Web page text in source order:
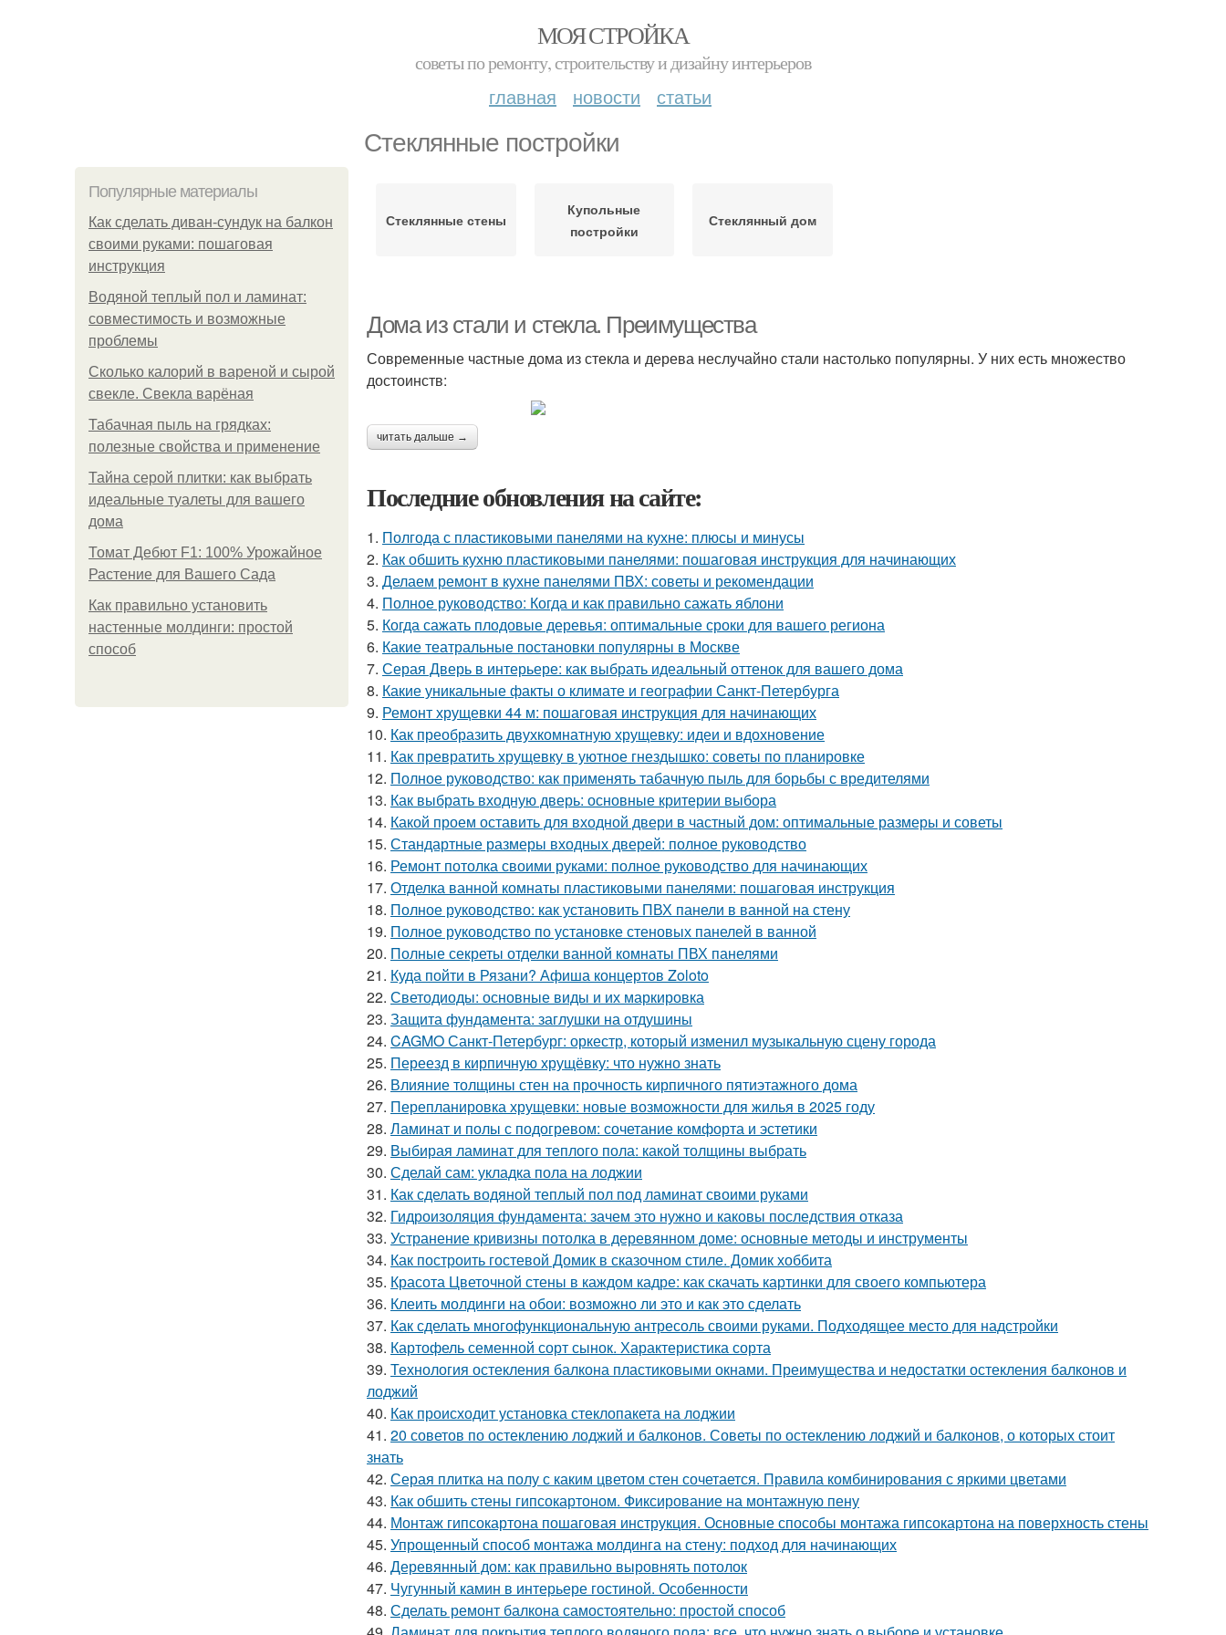
МОЯ СТРОЙКА
советы по ремонту, строительству и дизайну интерьеров
главная новости статьи
Стеклянные постройки
Популярные материалы
Как сделать диван-сундук на балкон
своими руками: пошаговая
инструкция
Водяной теплый пол и ламинат:
совместимость и возможные
проблемы
Сколько калорий в вареной и сырой
свекле. Свекла варёная
Табачная пыль на грядках:
полезные свойства и применение
Тайна серой плитки: как выбрать
идеальные туалеты для вашего
дома
Томат Дебют F1: 100% Урожайное
Растение для Вашего Сада
Как правильно установить
настенные молдинги: простой
способ
Стеклянные стены
Купольные
постройки
Стеклянный дом
Дома из стали и стекла. Преимущества
Современные частные дома из стекла и дерева неслучайно стали настолько популярны. У них есть множество
достоинств:
читать дальше →
Последние обновления на сайте:
1. Полгода с пластиковыми панелями на кухне: плюсы и минусы
2. Как обшить кухню пластиковыми панелями: пошаговая инструкция для начинающих
3. Делаем ремонт в кухне панелями ПВХ: советы и рекомендации
4. Полное руководство: Когда и как правильно сажать яблони
5. Когда сажать плодовые деревья: оптимальные сроки для вашего региона
6. Какие театральные постановки популярны в Москве
7. Серая Дверь в интерьере: как выбрать идеальный оттенок для вашего дома
8. Какие уникальные факты о климате и географии Санкт-Петербурга
9. Ремонт хрущевки 44 м: пошаговая инструкция для начинающих
10. Как преобразить двухкомнатную хрущевку: идеи и вдохновение
11. Как превратить хрущевку в уютное гнездышко: советы по планировке
12. Полное руководство: как применять табачную пыль для борьбы с вредителями
13. Как выбрать входную дверь: основные критерии выбора
14. Какой проем оставить для входной двери в частный дом: оптимальные размеры и советы
15. Стандартные размеры входных дверей: полное руководство
16. Ремонт потолка своими руками: полное руководство для начинающих
17. Отделка ванной комнаты пластиковыми панелями: пошаговая инструкция
18. Полное руководство: как установить ПВХ панели в ванной на стену
19. Полное руководство по установке стеновых панелей в ванной
20. Полные секреты отделки ванной комнаты ПВХ панелями
21. Куда пойти в Рязани? Афиша концертов Zoloto
22. Светодиоды: основные виды и их маркировка
23. Защита фундамента: заглушки на отдушины
24. CAGMO Санкт-Петербург: оркестр, который изменил музыкальную сцену города
25. Переезд в кирпичную хрущёвку: что нужно знать
26. Влияние толщины стен на прочность кирпичного пятиэтажного дома
27. Перепланировка хрущевки: новые возможности для жилья в 2025 году
28. Ламинат и полы с подогревом: сочетание комфорта и эстетики
29. Выбирая ламинат для теплого пола: какой толщины выбрать
30. Сделай сам: укладка пола на лоджии
31. Как сделать водяной теплый пол под ламинат своими руками
32. Гидроизоляция фундамента: зачем это нужно и каковы последствия отказа
33. Устранение кривизны потолка в деревянном доме: основные методы и инструменты
34. Как построить гостевой Домик в сказочном стиле. Домик хоббита
35. Красота Цветочной стены в каждом кадре: как скачать картинки для своего компьютера
36. Клеить молдинги на обои: возможно ли это и как это сделать
37. Как сделать многофункциональную антресоль своими руками. Подходящее место для надстройки
38. Картофель семенной сорт сынок. Характеристика сорта
39. Технология остекления балкона пластиковыми окнами. Преимущества и недостатки остекления балконов и
лоджий
40. Как происходит установка стеклопакета на лоджии
41. 20 советов по остеклению лоджий и балконов. Советы по остеклению лоджий и балконов, о которых стоит
знать
42. Серая плитка на полу с каким цветом стен сочетается. Правила комбинирования с яркими цветами
43. Как обшить стены гипсокартоном. Фиксирование на монтажную пену
44. Монтаж гипсокартона пошаговая инструкция. Основные способы монтажа гипсокартона на поверхность стены
45. Упрощенный способ монтажа молдинга на стену: подход для начинающих
46. Деревянный дом: как правильно выровнять потолок
47. Чугунный камин в интерьере гостиной. Особенности
48. Сделать ремонт балкона самостоятельно: простой способ